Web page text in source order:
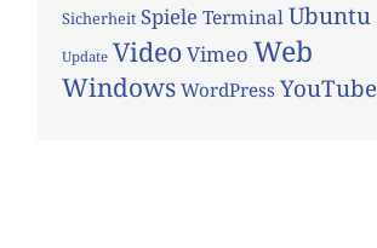
Sicherheit Spiele TerminalUbuntu
Update VideoVimeo Web
Windows WordPress YouTube